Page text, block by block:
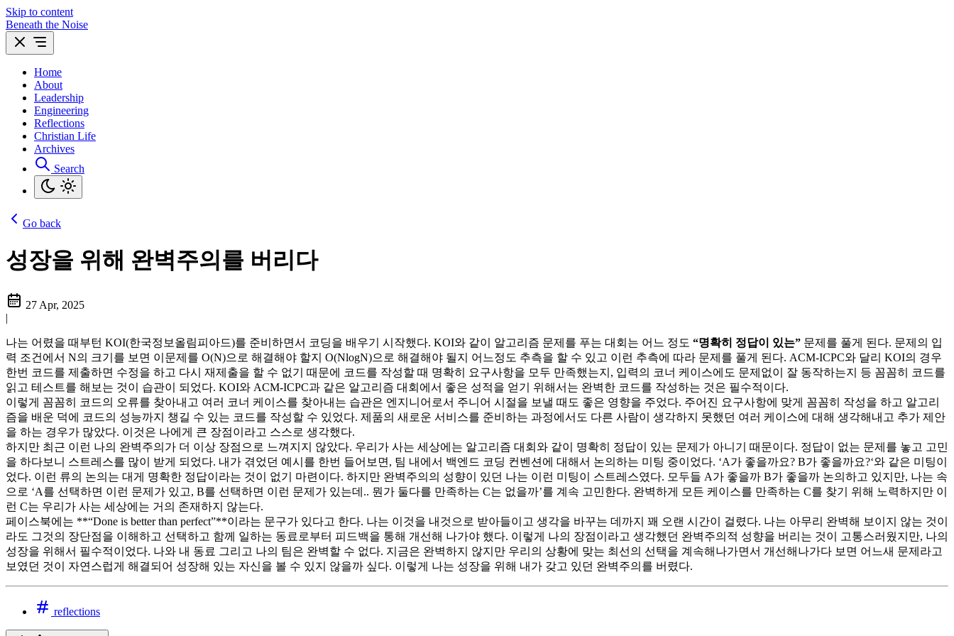
Skip to content
Beneath the Noise
Home
About
Leadership
Engineering
Reflections
Christian Life
Archives
Search
Go back
성장을 위해 완벽주의를 버리다
27 Apr, 2025
|
나는 어렸을 때부턴 KOI(한국정보올림피아드)를 준비하면서 코딩을 배우기 시작했다. KOI와 같이 알고리즘 문제를 푸는 대회는 어느 정도 “명확히 정답이 있는” 문제를 풀게 된다. 문제의 입
력 조건에서 N의 크기를 보면 이문제를 O(N)으로 해결해야 할지 O(NlogN)으로 해결해야 될지 어느정도 추측을 할 수 있고 이런 추측에 따라 문제를 풀게 된다. ACM-ICPC와 달리 KOI의 경우
한번 코드를 제출하면 수정을 하고 다시 재제출을 할 수 없기 때문에 코드를 작성할 때 명확히 요구사항을 모두 만족했는지, 입력의 코너 케이스에도 문제없이 잘 동작하는지 등 꼼꼼히 코드를
읽고 테스트를 해보는 것이 습관이 되었다. KOI와 ACM-ICPC과 같은 알고리즘 대회에서 좋은 성적을 얻기 위해서는 완벽한 코드를 작성하는 것은 필수적이다.
이렇게 꼼꼼히 코드의 오류를 찾아내고 여러 코너 케이스를 찾아내는 습관은 엔지니어로서 주니어 시절을 보낼 때도 좋은 영향을 주었다. 주어진 요구사항에 맞게 꼼꼼히 작성을 하고 알고리
즘을 배운 덕에 코드의 성능까지 챙길 수 있는 코드를 작성할 수 있었다. 제품의 새로운 서비스를 준비하는 과정에서도 다른 사람이 생각하지 못했던 여러 케이스에 대해 생각해내고 추가 제안
을 하는 경우가 많았다. 이것은 나에게 큰 장점이라고 스스로 생각했다.
하지만 최근 이런 나의 완벽주의가 더 이상 장점으로 느껴지지 않았다. 우리가 사는 세상에는 알고리즘 대회와 같이 명확히 정답이 있는 문제가 아니기 때문이다. 정답이 없는 문제를 놓고 고민
을 하다보니 스트레스를 많이 받게 되었다. 내가 겪었던 예시를 한번 들어보면, 팀 내에서 백엔드 코딩 컨벤션에 대해서 논의하는 미팅 중이었다. ‘A가 좋을까요? B가 좋을까요?‘와 같은 미팅이
었다. 이런 류의 논의는 대게 명확한 정답이라는 것이 없기 마련이다. 하지만 완벽주의의 성향이 있던 나는 이런 미팅이 스트레스였다. 모두들 A가 좋을까 B가 좋을까 논의하고 있지만, 나는 속
으로 ‘A를 선택하면 이런 문제가 있고, B를 선택하면 이런 문제가 있는데.. 뭔가 둘다를 만족하는 C는 없을까’를 계속 고민한다. 완벽하게 모든 케이스를 만족하는 C를 찾기 위해 노력하지만 이
런 C는 우리가 사는 세상에는 거의 존재하지 않는다.
페이스북에는 **“Done is better than perfect”**이라는 문구가 있다고 한다. 나는 이것을 내것으로 받아들이고 생각을 바꾸는 데까지 꽤 오랜 시간이 걸렸다. 나는 아무리 완벽해 보이지 않는 것이
라도 그것의 장단점을 이해하고 선택하고 함께 일하는 동료로부터 피드백을 통해 개선해 나가야 했다. 이렇게 나의 장점이라고 생각했던 완벽주의적 성향을 버리는 것이 고통스러웠지만, 나의
성장을 위해서 필수적이었다. 나와 내 동료 그리고 나의 팀은 완벽할 수 없다. 지금은 완벽하지 않지만 우리의 상황에 맞는 최선의 선택을 계속해나가면서 개선해나가다 보면 어느새 문제라고
보였던 것이 자연스럽게 해결되어 성장해 있는 자신을 볼 수 있지 않을까 싶다. 이렇게 나는 성장을 위해 내가 갖고 있던 완벽주의를 버렸다.
reflections